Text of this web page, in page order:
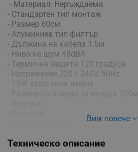
- Материал: Неръждаема
- Стандартен тип монтаж
- Размер 60см
- Алуминиев тип филтър
- Дължина на кабела 1.5м
- Ниво на шум 48dBA
- Термична защита 120 градуса
- Напрежение 220 / 240V, 50Hz
- 15W халогенна лампа
Дълбочина 47 см
Виж повече
Техническо описание